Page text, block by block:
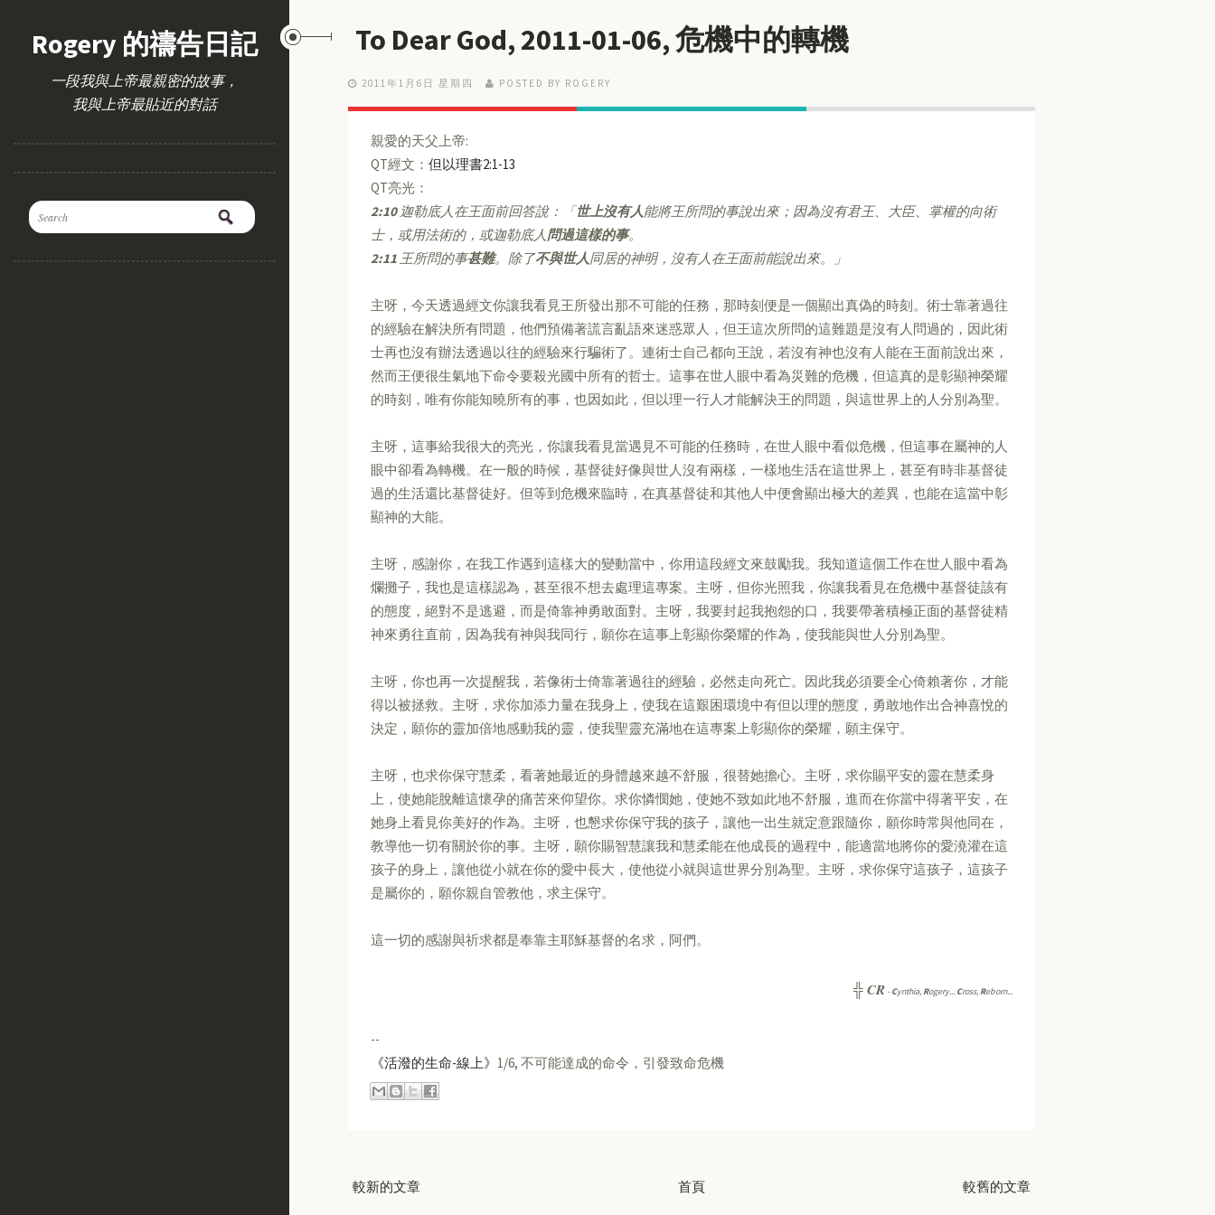
Rogery 的禱告日記
一段我與上帝最親密的故事，
我與上帝最貼近的對話
To Dear God, 2011-01-06, 危機中的轉機
2011年1月6日 星期四 POSTED BY ROGERY
親愛的天父上帝:
QT經文： 但以理書2:1-13
QT亮光：
2:10迦勒底人在王面前回答說：「世上沒有人能將王所問的事說出來；因為沒有君王、大臣、掌權的向術
士，或用法術的，或迦勒底人問過這樣的事。
2:11 王所問的事甚難。除了不與世人同居的神明，沒有人在王面前能說出來。」
主呀，今天透過經文你讓我看見王所發出那不可能的任務，那時刻便是一個顯出真偽的時刻。術士靠著過往
的經驗在解決所有問題，他們預備著謊言亂語來迷惑眾人，但王這次所問的這難題是沒有人問過的，因此術
士再也沒有辦法透過以往的經驗來行騙術了。連術士自己都向王說，若沒有神也沒有人能在王面前說出來，
然而王便很生氣地下命令要殺光國中所有的哲士。這事在世人眼中看為災難的危機，但這真的是彰顯神榮耀
的時刻，唯有你能知曉所有的事，也因如此，但以理一行人才能解決王的問題，與這世界上的人分別為聖。
主呀，這事給我很大的亮光，你讓我看見當遇見不可能的任務時，在世人眼中看似危機，但這事在屬神的人
眼中卻看為轉機。在一般的時候，基督徒好像與世人沒有兩樣，一樣地生活在這世界上，甚至有時非基督徒
過的生活還比基督徒好。但等到危機來臨時，在真基督徒和其他人中便會顯出極大的差異，也能在這當中彰
顯神的大能。
主呀，感謝你，在我工作遇到這樣大的變動當中，你用這段經文來鼓勵我。我知道這個工作在世人眼中看為
爛攤子，我也是這樣認為，甚至很不想去處理這專案。主呀，但你光照我，你讓我看見在危機中基督徒該有
的態度，絕對不是逃避，而是倚靠神勇敢面對。主呀，我要封起我抱怨的口，我要帶著積極正面的基督徒精
神來勇往直前，因為我有神與我同行，願你在這事上彰顯你榮耀的作為，使我能與世人分別為聖。
主呀，你也再一次提醒我，若像術士倚靠著過往的經驗，必然走向死亡。因此我必須要全心倚賴著你，才能
得以被拯救。主呀，求你加添力量在我身上，使我在這艱困環境中有但以理的態度，勇敢地作出合神喜悅的
決定，願你的靈加倍地感動我的靈，使我聖靈充滿地在這專案上彰顯你的榮耀，願主保守。
主呀，也求你保守慧柔，看著她最近的身體越來越不舒服，很替她擔心。主呀，求你賜平安的靈在慧柔身
上，使她能脫離這懷孕的痛苦來仰望你。求你憐憫她，使她不致如此地不舒服，進而在你當中得著平安，在
她身上看見你美好的作為。主呀，也懇求你保守我的孩子，讓他一出生就定意跟隨你，願你時常與他同在，
教導他一切有關於你的事。主呀，願你賜智慧讓我和慧柔能在他成長的過程中，能適當地將你的愛澆灌在這
孩子的身上，讓他從小就在你的愛中長大，使他從小就與這世界分別為聖。主呀，求你保守這孩子，這孩子
是屬你的，願你親自管教他，求主保守。
這一切的感謝與祈求都是奉靠主耶穌基督的名求，阿們。
╬ CR -Cynthia, Rogery... Cross, Reborn...
--
《活潑的生命-線上》 1/6, 不可能達成的命令，引發致命危機
較新的文章 較舊的文章
首頁